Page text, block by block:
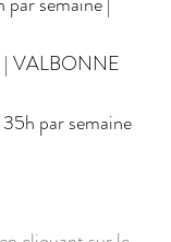
| VALBONNE
par semaine